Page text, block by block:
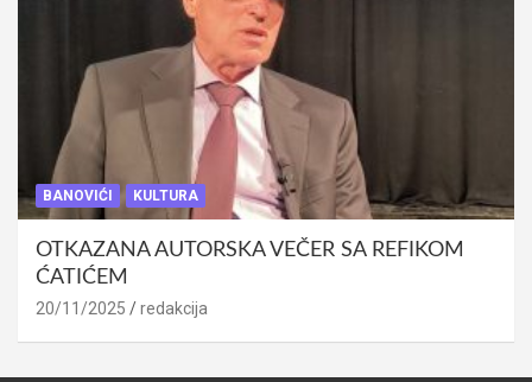
BANOVIĆI KULTURA
OTKAZANA AUTORSKA VEČER SA REFIKOM
ĆATIĆEM
20/11/2025 redakcija